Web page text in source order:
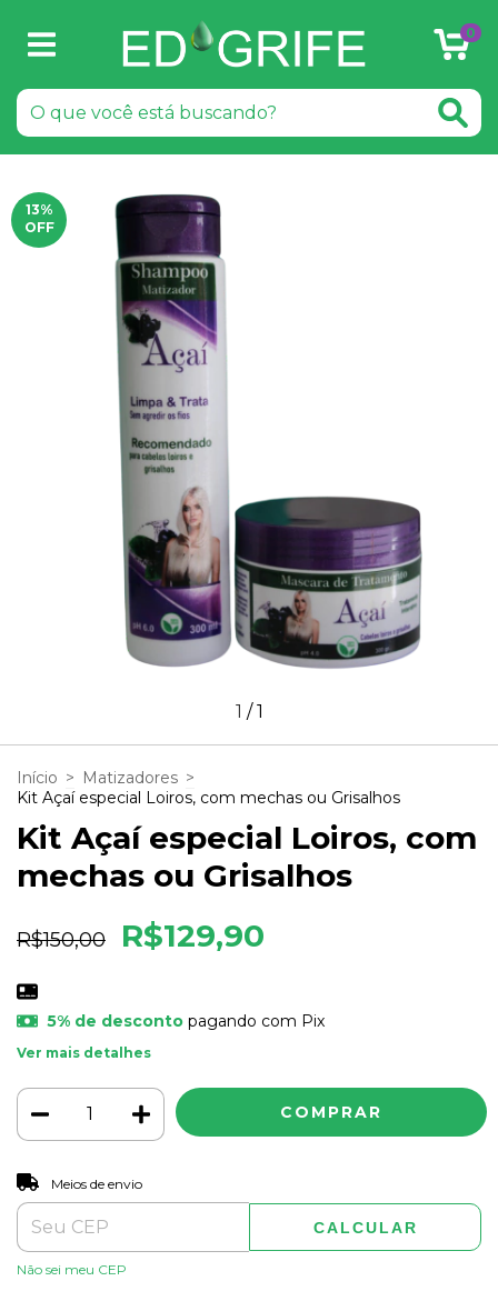
0
13%
OFF
1 /1
Início > Matizadores >
Kit Açaí especial Loiros, com mechas ou Grisalhos
Kit Açaí especial Loiros, com
mechas ou Grisalhos
R$150,00 R$129,90
5% de descontopagando com Pix
Ver mais detalhes
Entregas para o CEP:
Meios de envio
CALCULAR
Não sei meu CEP